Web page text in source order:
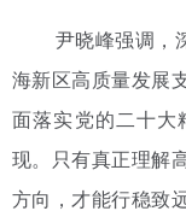
尹晓峰强调，
海新区高质量发展
面落实党的二十大
现。只有真正理解
方向，才能行稳致